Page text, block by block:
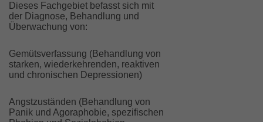
Dieses Fachgebiet befasst sich mit
der Diagnose, Behandlung und
Überwachung von:
Gemütsverfassung (Behandlung von
starken, wiederkehrenden, reaktiven
und chronischen Depressionen)
Angstzuständen (Behandlung von
Panik und Agoraphobie, spezifischen